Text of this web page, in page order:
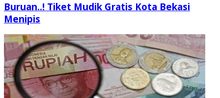
Buruan..! Tiket Mudik Gratis Kota Bekasi
Menipis